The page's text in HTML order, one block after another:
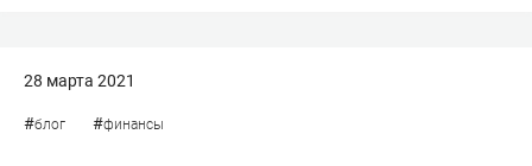
28 марта 2021
#блог #финансы